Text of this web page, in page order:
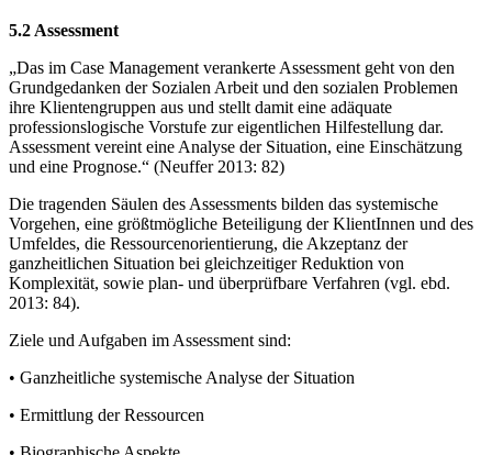
5.2 Assessment
„Das im Case Management verankerte Assessment geht von den
Grundgedanken der Sozialen Arbeit und den sozialen Problemen
ihre Klientengruppen aus und stellt damit eine adäquate
professionslogische Vorstufe zur eigentlichen Hilfestellung dar.
Assessment vereint eine Analyse der Situation, eine Einschätzung
und eine Prognose.“ (Neuffer 2013: 82)
Die tragenden Säulen des Assessments bilden das systemische
Vorgehen, eine größtmögliche Beteiligung der KlientInnen und des
Umfeldes, die Ressourcenorientierung, die Akzeptanz der
ganzheitlichen Situation bei gleichzeitiger Reduktion von
Komplexität, sowie plan- und überprüfbare Verfahren (vgl. ebd.
2013: 84).
Ziele und Aufgaben im Assessment sind:
• Ganzheitliche systemische Analyse der Situation
• Ermittlung der Ressourcen